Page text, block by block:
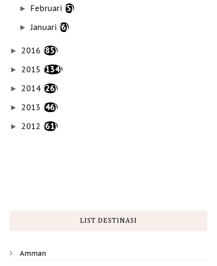
► Februari(5)
►Januari(6)
► 2016 (85)
► 2015 (134)
► 2014 (26)
► 2013 (46)
► 2012 (61)
LIST DESTINASI
Amman